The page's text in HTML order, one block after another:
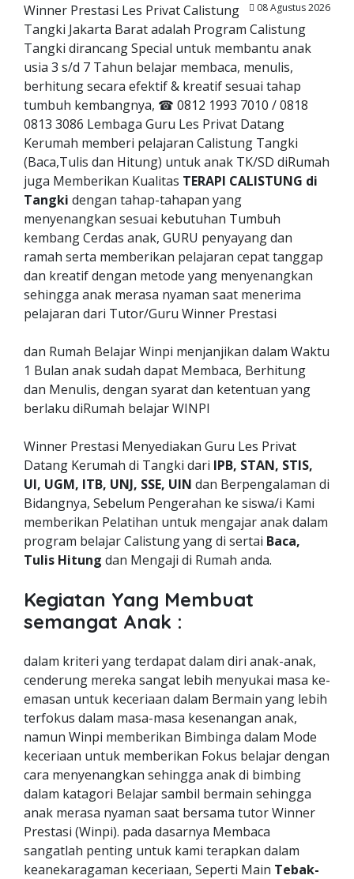
08 Agustus 2026
Winner Prestasi Les Privat Calistung
Tangki Jakarta Barat adalah Program Calistung
Tangki dirancang Special untuk membantu anak
usia 3 s/d 7 Tahun belajar membaca, menulis,
berhitung secara efektif & kreatif sesuai tahap
tumbuh kembangnya, ☎ 0812 1993 7010 / 0818
0813 3086 Lembaga Guru Les Privat Datang
Kerumah memberi pelajaran Calistung Tangki
(Baca,Tulis dan Hitung) untuk anak TK/SD diRumah
juga Memberikan Kualitas TERAPI CALISTUNG di
Tangki dengan tahap-tahapan yang
menyenangkan sesuai kebutuhan Tumbuh
kembang Cerdas anak, GURU penyayang dan
ramah serta memberikan pelajaran cepat tanggap
dan kreatif dengan metode yang menyenangkan
sehingga anak merasa nyaman saat menerima
pelajaran dari Tutor/Guru Winner Prestasi
dan Rumah Belajar Winpi menjanjikan dalam Waktu
1 Bulan anak sudah dapat Membaca, Berhitung
dan Menulis, dengan syarat dan ketentuan yang
berlaku diRumah belajar WINPI
Winner Prestasi Menyediakan Guru Les Privat
Datang Kerumah di Tangki dari IPB, STAN, STIS,
UI, UGM, ITB, UNJ, SSE, UIN dan Berpengalaman di
Bidangnya, Sebelum Pengerahan ke siswa/i Kami
memberikan Pelatihan untuk mengajar anak dalam
program belajar Calistung yang di sertai Baca,
Tulis Hitung dan Mengaji di Rumah anda.
Kegiatan Yang Membuat
semangat Anak :
dalam kriteri yang terdapat dalam diri anak-anak,
cenderung mereka sangat lebih menyukai masa ke-
emasan untuk keceriaan dalam Bermain yang lebih
terfokus dalam masa-masa kesenangan anak,
namun Winpi memberikan Bimbinga dalam Mode
keceriaan untuk memberikan Fokus belajar dengan
cara menyenangkan sehingga anak di bimbing
dalam katagori Belajar sambil bermain sehingga
anak merasa nyaman saat bersama tutor Winner
Prestasi (Winpi). pada dasarnya Membaca
sangatlah penting untuk kami terapkan dalam
keanekaragaman keceriaan, Seperti Main Tebak-